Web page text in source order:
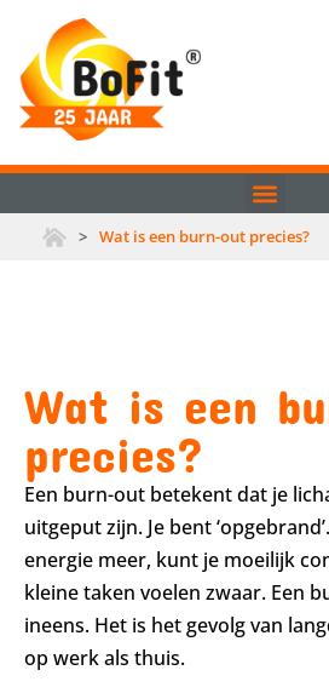
> Wat is een burn-out precies?
Wat is een
precies?
Een burn-out betekent dat je
uitgeput zijn. Je bent
energie meer, kunt je moeilijk
kleine taken voelen zwaar. Een
ineens. Het is het gevolg van
op werk als thuis.